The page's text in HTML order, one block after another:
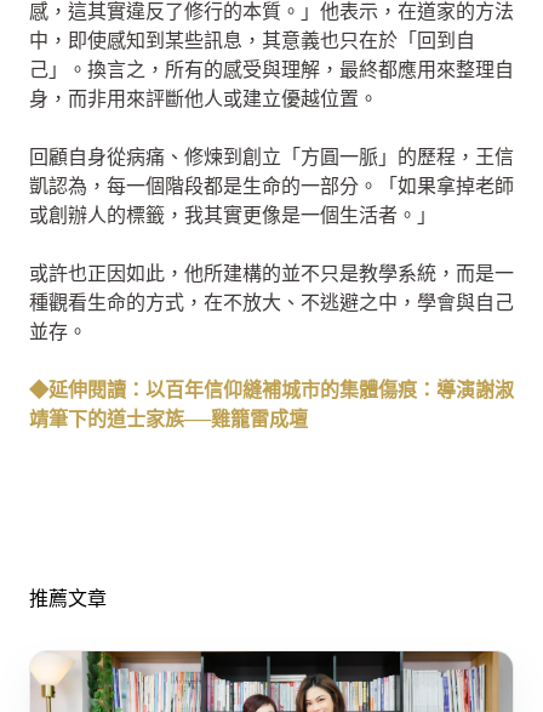
感，這其實違反了修行的本質。」他表示，在道家的方法
中，即使感知到某些訊息，其意義也只在於「回到自
己」。換言之，所有的感受與理解，最終都應用來整理自
身，而非用來評斷他人或建立優越位置。
回顧自身從病痛、修煉到創立「方圓一脈」的歷程，王信
凱認為，每一個階段都是生命的一部分。「如果拿掉老師
或創辦人的標籤，我其實更像是一個生活者。」
或許也正因如此，他所建構的並不只是教學系統，而是一
種觀看生命的方式，在不放大、不逃避之中，學會與自己
並存。
◆延伸閱讀：以百年信仰縫補城市的集體傷痕：導演謝淑
靖筆下的道士家族──雞籠雷成壇
推薦文章